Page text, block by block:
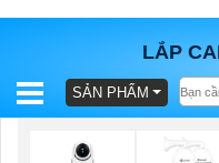
LẮP
BÁO
SẢN PHẨM